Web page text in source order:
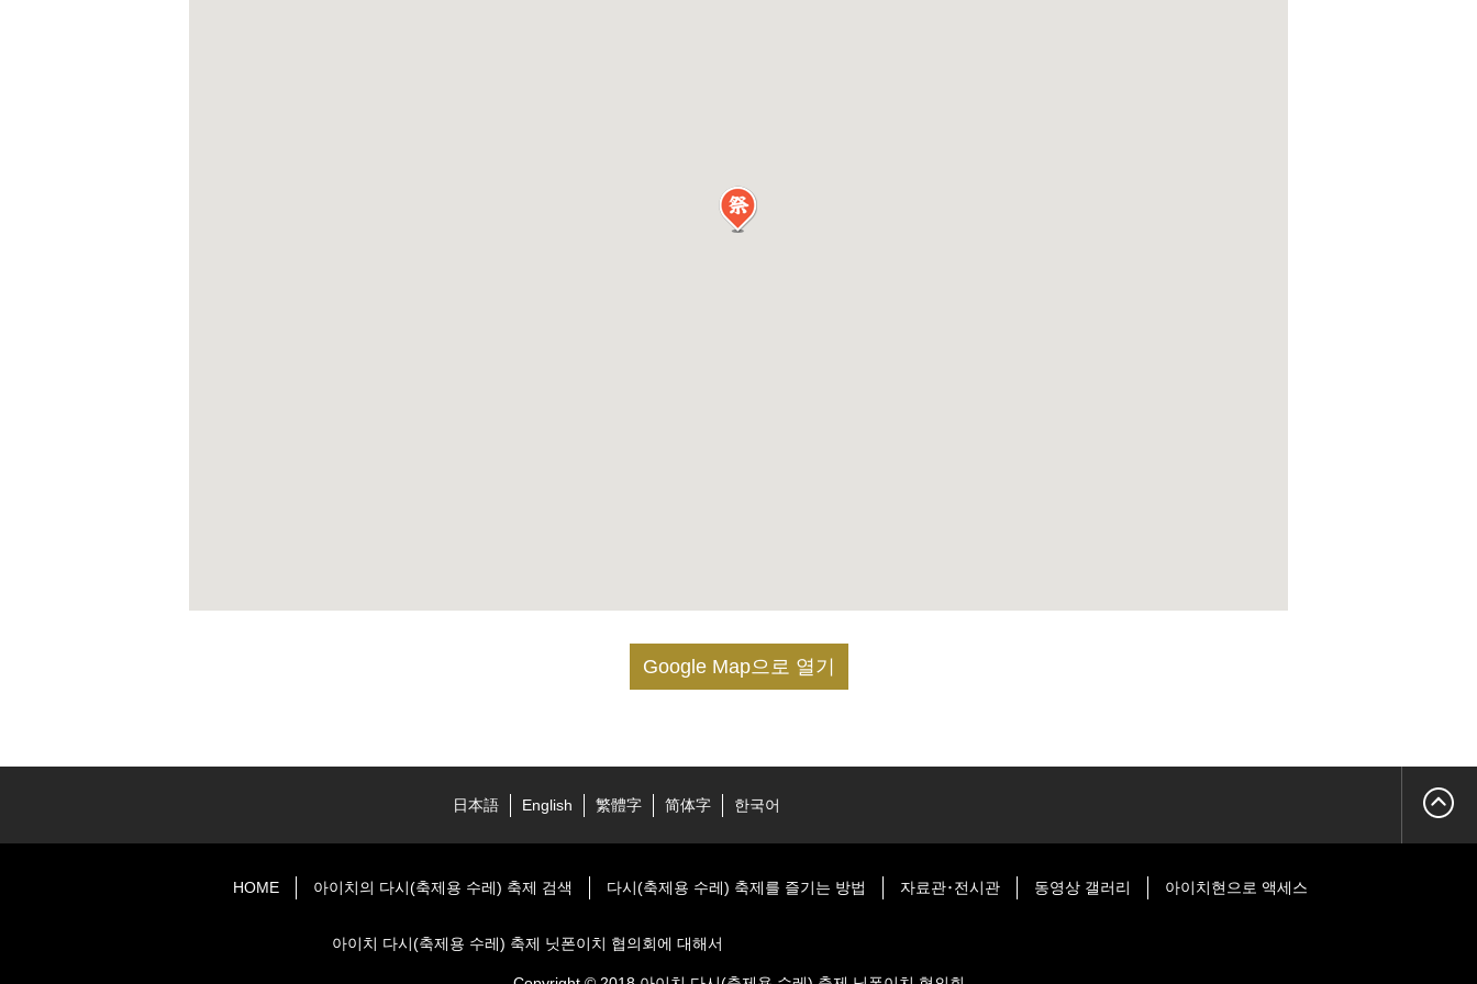
Google Map으로 열기
日本語 English 繁體字 简体字 한국어
HOME 아이치의 다시(축제용 수레) 축제 검색 다시(축제용 수레) 축제를 즐기는 방법 자료관･전시관 동영상 갤러리 아이치현으로 액세스
아이치 다시(축제용 수레) 축제 닛폰이치 협의회에 대해서